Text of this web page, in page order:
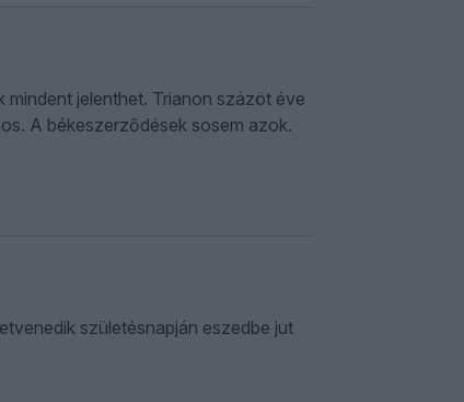
mindent jelenthet. Trianon százöt éve
A békeszerződések sosem azok.
születésnapján eszedbe jut